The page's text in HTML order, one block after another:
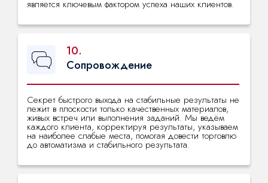
является ключевым фактором успеха наших клиентов.
10.
Секрет быстрого выхода на стабильные результаты не
лежит в плоскости только качественных материалов,
живых встреч или выполнения заданий. Мы ведём
каждого клиента, корректируя результаты, указываем
на наиболее слабые места, помогая довести торговлю
до автоматизма и стабильного результата.
Сопровождение